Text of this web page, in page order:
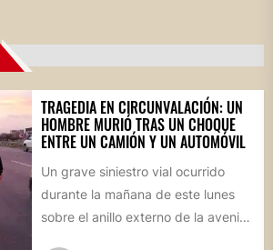
TRAGEDIA EN CIRCUNVALACIÓN: UN
HOMBRE MURIÓ TRAS UN CHOQUE
ENTRE UN CAMIÓN Y UN AUTOMÓVIL
Un grave siniestro vial ocurrido
durante la mañana de este lunes
sobre el anillo externo de la avenida